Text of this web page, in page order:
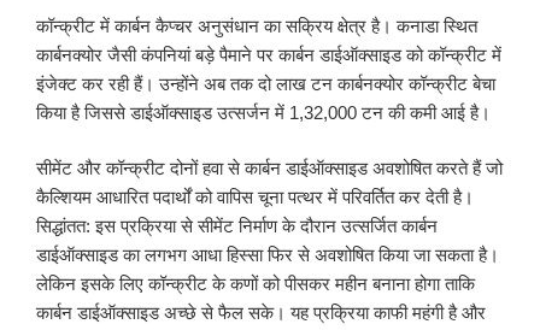
कॉन्क्रीट में कार्बन कैप्चर अनुसंधान का सक्रिय क्षेत्र है। कनाडा स्थित
कार्बनक्योर जैसी कंपनियां बड़े पैमाने पर कार्बन डाईऑक्साइड को कॉन्क्रीट में
इंजेक्ट कर रही हैं। उन्होंने अब तक दो लाख टन कार्बनक्योर कॉन्क्रीट बेचा
किया है जिससे डाईऑक्साइड उत्सर्जन में 1,32,000 टन की कमी आई है।
सीमेंट और कॉन्क्रीट दोनों हवा से कार्बन डाईऑक्साइड अवशोषित करते हैं जो
कैल्शियम आधारित पदार्थों को वापिस चूना पत्थर में परिवर्तित कर देती है।
सिद्धांतत: इस प्रक्रिया से सीमेंट निर्माण के दौरान उत्सर्जित कार्बन
डाईऑक्साइड का लगभग आधा हिस्सा फिर से अवशोषित किया जा सकता है।
लेकिन इसके लिए कॉन्क्रीट के कणों को पीसकर महीन बनाना होगा ताकि
कार्बन डाईऑक्साइड अच्छे से फैल सके। यह प्रक्रिया काफी महंगी है और